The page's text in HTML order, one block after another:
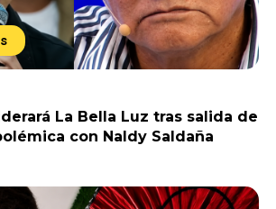
La Bella Luz tras salida de
con Naldy Saldaña